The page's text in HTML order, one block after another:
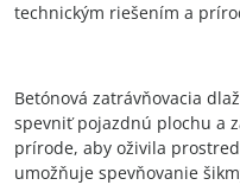
technickým riešením a
Betónová zatrávňovacia
spevniť pojazdnú plochu a
prírode, aby oživila
umožňuje spevňovanie